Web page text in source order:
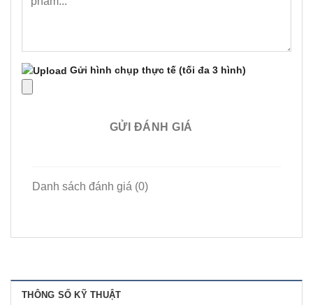
Gửi hình chụp thực tế (tối đa 3 hình)
GỬI ĐÁNH GIÁ
Danh sách đánh giá (0)
THÔNG SỐ KỸ THUẬT